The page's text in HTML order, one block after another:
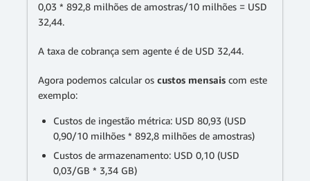
0,03 * 892,8 milhões de amostras/10 milhões = USD
32,44.
A taxa de cobrança sem agente é de USD 32,44.
Agora podemos calcular os custos mensais com este
exemplo:
Custos de ingestão métrica: USD 80,93 (USD
0,90/10 milhões * 892,8 milhões de amostras)
Custos de armazenamento: USD 0,10 (USD
0,03/GB * 3,34 GB)